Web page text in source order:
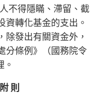
不得隱瞞、滯留、截
資轉化基金的支出。
除發出有關資金外，
分條例》（國務院令
則